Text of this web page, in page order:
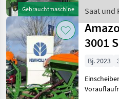
Gebrauchtmaschine
Verkauf
Saat und
Amazone
3001
KG
Bj. 2023